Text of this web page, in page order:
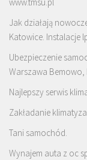
www.tmsu.pl
Jak działają
Katowice. Instalacje
Ubezpieczenie
Warszawa Bemowo,
Najlepszy serwis
Zakładanie
Tani samochód.
Wynajem auta z oc